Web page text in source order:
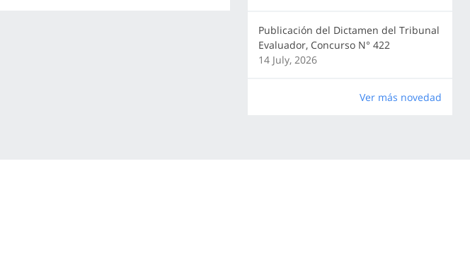
Publicación del Dictamen del Tribunal
Evaluador, Concurso N° 422
14 July, 2026
Ver más novedad